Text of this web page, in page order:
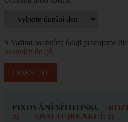
S Vašimi osobními údaji pracujeme
osobních údajů.
FIXOVÁNÍ SÍTOTISKU
2)
SBALIT (REAKCÍ: 2)